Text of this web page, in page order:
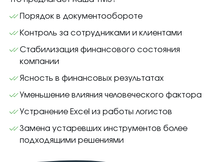
Порядок в документообороте
Контроль за сотрудниками и клиентами
Стабилизация финансового состояния
компании
Ясность в финансовых результатах
Уменьшение влияния человеческого фактора
Устранение Excel из работы логистов
Замена устаревших инструментов более
подходящими решениями